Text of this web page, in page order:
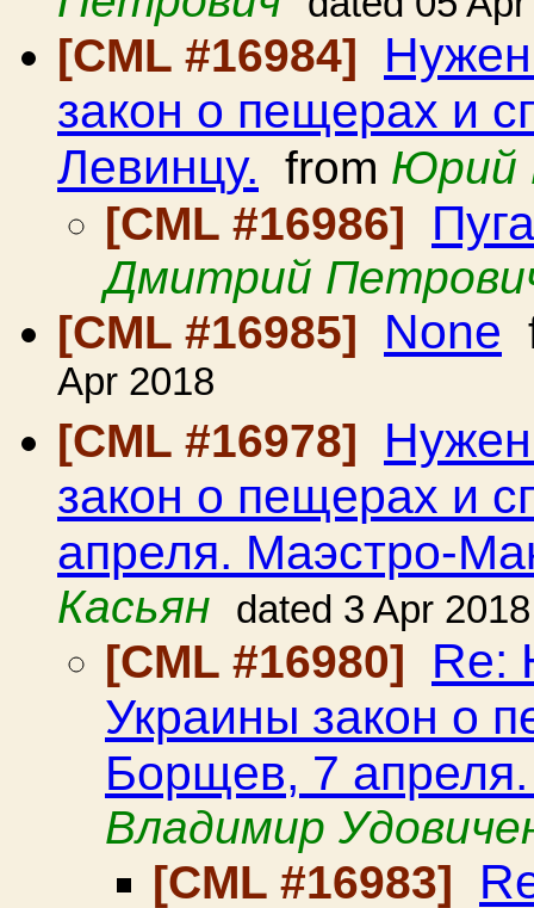
[CML #16984]
закон о пещерах и
Левинцу. from Юрий
[CML #16986]
Дмитрий
[CML #16985]
None
Apr 2018
[CML #16978]
закон о пещерах и
апреля. Маэстро-
Касьян dated 3 Apr 2018
[CML #16980]
Re:
Украины закон о
Борщев, 7
Владимир
[CML #16983]